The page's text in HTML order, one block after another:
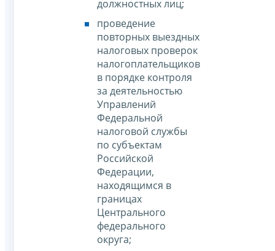
должностных лиц;
проведение
повторных выездных
налоговых проверок
налогоплательщиков
в порядке контроля
за деятельностью
Управлений
Федеральной
налоговой службы
по субъектам
Российской
Федерации,
находящимся в
границах
Центрального
федерального
округа;